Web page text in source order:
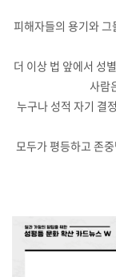
피해자들의 용기와
더 이상 법 앞에서 성
사람
누구나 성적 자기 결
모두가 평등하고 존